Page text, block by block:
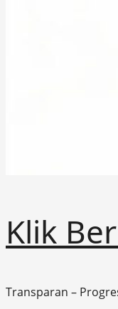
Klik
Transparan –